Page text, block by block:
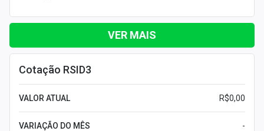
VER MAIS
Cotação RSID3
VALOR ATUAL R$0,00
VARIAÇÃO DO MÊS -